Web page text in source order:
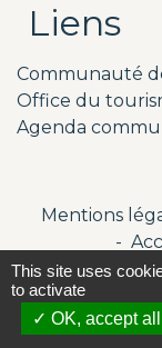
Liens
Communauté
Office du
Agenda
Mentions
-
Site créé
This site uses
to activate
OK, accept all